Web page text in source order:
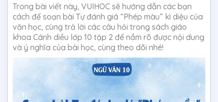
Trong bài viết này, VUIHOC sẽ hướng dẫn các bạn
cách để soạn bài Tự đánh giá “Phép màu” kì diệu của
văn học, cùng trả lời các câu hỏi trong sách giáo
khoa Cánh diều lớp 10 tập 2 để nắm rõ được nội dung
và ý nghĩa của bài học, cùng theo dõi nhé!